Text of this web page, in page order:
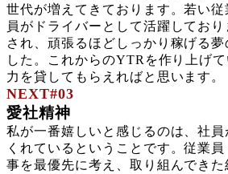
世代が増えてきております。若い
員がドライバーとして活躍してお
され、頑張るほどしっかり稼げる
した。これからのYTRを作り上げ
力を貸してもらえればと思います。
NEXT#03
愛社精神
私が一番嬉しいと感じるのは、社
くれているということです。従業
事を最優先に考え、取り組んできた